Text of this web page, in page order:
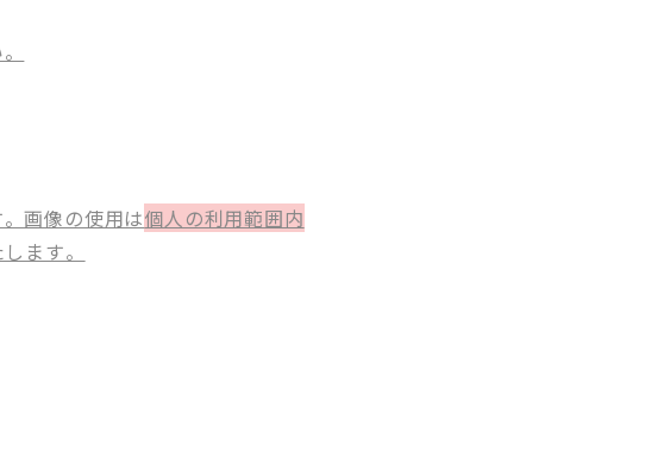
画像の使用は個人の利用範囲内
ます。